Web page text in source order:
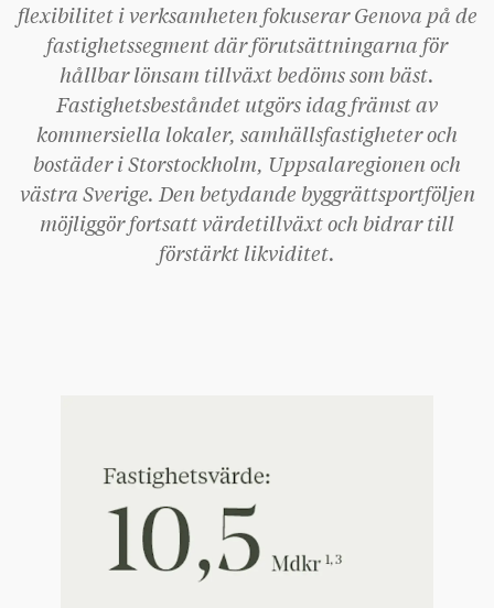
flexibilitet i verksamheten fokuserar Genova på de
fastighetssegment där förutsättningarna för
hållbar lönsam tillväxt bedöms som bäst.
Fastighetsbeståndet utgörs idag främst av
kommersiella lokaler, samhällsfastigheter och
bostäder i Storstockholm, Uppsalaregionen och
västra Sverige. Den betydande byggrättsportföljen
möjliggör fortsatt värdetillväxt och bidrar till
förstärkt likviditet.